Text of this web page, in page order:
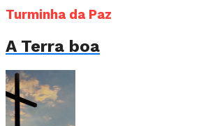
Turminha da Paz
A Terra boa